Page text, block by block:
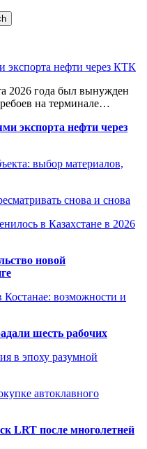
экспорта нефти через КТК
2026 года был вынужден
на терминале…
экспорта нефти через
выбор материалов,
снова и снова
в Казахстане в 2026
новой
Костанае: возможности и
шесть рабочих
в эпоху разумной
автоклавного
LRT после многолетней